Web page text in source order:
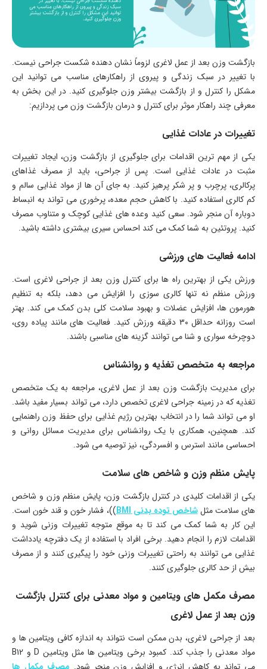
بازگشت وزن بعد از عمل لاغری لزوماً نشان دهنده شکست جراحی نیست.
با تغییر در سبک زندگی و پیروی از راهکارهای مناسب می توانید این
مشکل را کنترل و از بازگشت بیشتر وزن جلوگیری کنید. در این بخش به
معرفی چند راهکار موثر برای کنترل و درمان بازگشت وزن می پردازیم:
تغییرات در عادات غذایی
یکی از مهم ترین اقدامات برای جلوگیری از بازگشت وزن، ایجاد تغییرات
مثبت در عادات غذایی است. پس از جراحی، باید از مصرف غذاهای
پرکالری، پرچرب و پر شکر پرهیز کنید. به جای آن ها از مواد غذایی سالم و
کم کالری استفاده کنید. با کاهش حجم معده، پرخوری می تواند به انبساط
دوباره آن منجر شود. سعی کنید وعده های غذایی کوچک و متناوب مصرف
کنید. پروتئین به شما کمک می کند احساس سیری بیشتری داشته باشید.
ادامه فعالیت های ورزشی
ورزش یکی از بهترین راه ها برای کنترل وزن بعد از جراحی لاغری است.
ورزش منظم نه تنها کالری سوزی را افزایش می دهد، بلکه به تنظیم
هورمون ها، افزایش عضلات و بهبود سلامت کلی بدن کمک می کند. بهتر
است روزانه حداقل ۳۰ دقیقه ورزش کنید. فعالیت های مانند پیاده روی،
دوچرخه سواری و شنا می توانند گزینه های مناسبی باشند.
مراجعه به متخصص تغذیه و روانشناس
برای مدیریت بازگشت وزن بعد از عمل لاغری، مراجعه به یک متخصص
تغذیه که در زمینه جراحی لاغری تخصص دارد، می تواند بسیار مفید باشد.
او می تواند شما را در انتخاب بهترین رژیم غذایی برای حفظ وزن راهنمایی
کند. همچنین، همکاری با یک روانشناس برای مدیریت مسائل روانی و
احساسی مانند استرس و افسردگی، نیز توصیه می شود.
پایش منظم وزن و شاخص های سلامت
یکی از اقدامات کلیدی در کنترل بازگشت وزن، پایش منظم وزن و شاخص
های سلامت مثلشاخص توده بدنی BMI
))، فشار خون و قند خون است.
این کار به شما کمک می کند تا به موقع متوجه تغییرات وزنی شوید و
اقدامات لازم را انجام دهید. برخی افراد با استفاده از یک دفترچه یادداشت
غذایی می توانند به راحتی تغییرات وزنی خود را پیگیری کنند و از مصرف
بیش از حد کالری جلوگیری کنند.
مصرف مکمل های ویتامین و مواد معدنی برای کنترل بازگشت
وزن بعد از عمل لاغری
بعد از جراحی لاغری، بدن ممکن است نتواند به اندازه کافی ویتامین ها و
مواد معدنی را جذب کند. کمبود برخی ویتامین ها مثل ویتامین D و B12